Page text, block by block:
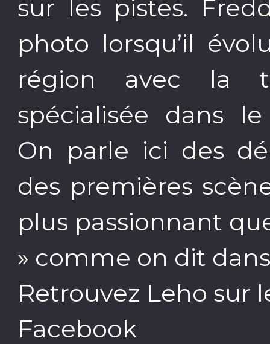
sur les pistes.
photo lorsqu’il
région avec la
spécialisée dans
On parle ici des
des premières
plus passionnant
» comme on dit
Retrouvez Leho sur